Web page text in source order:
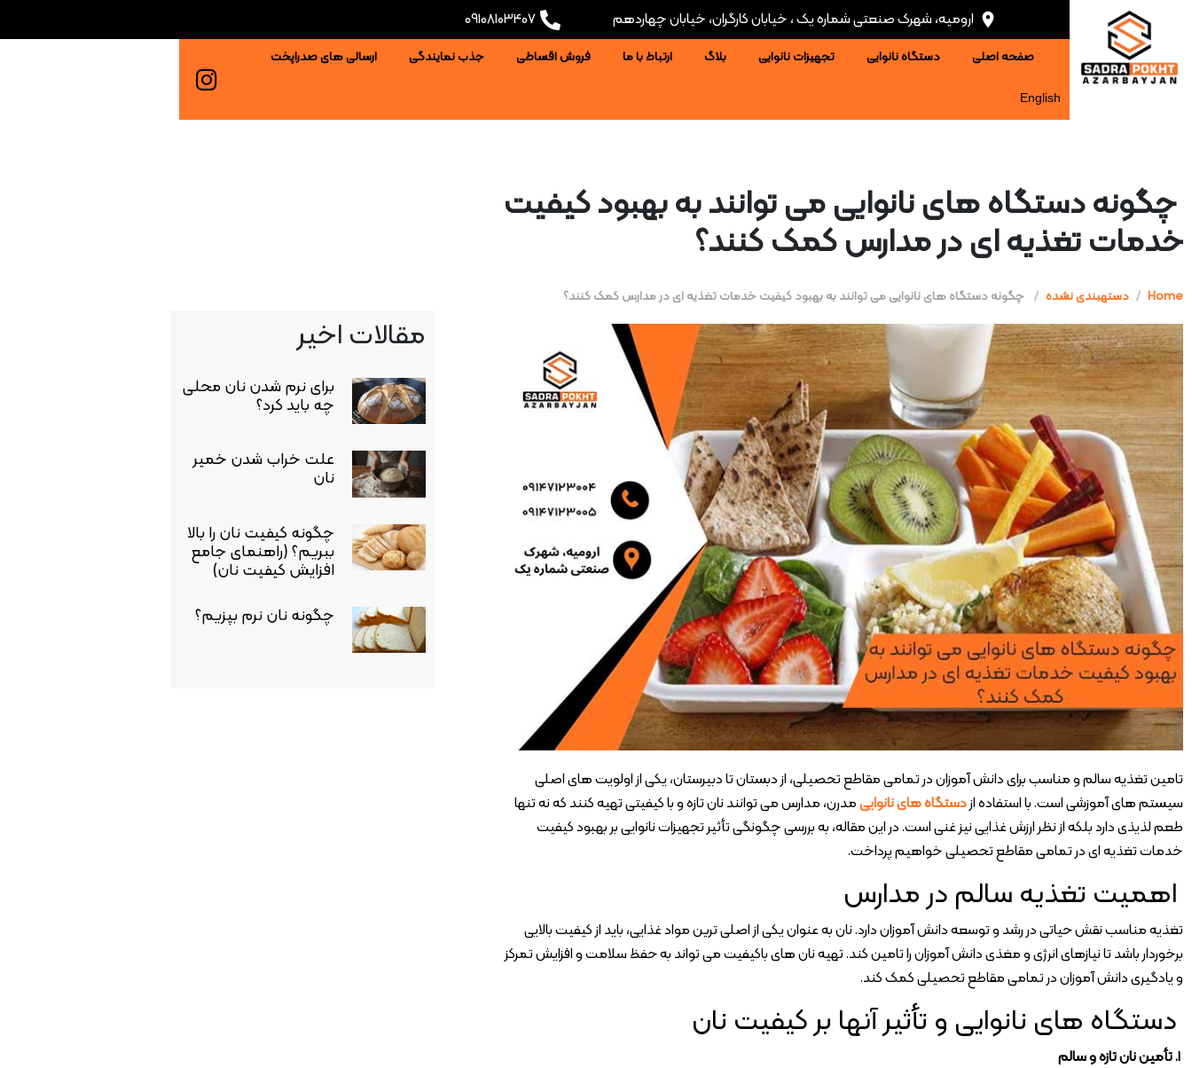
ارومیه، شهرک صنعتی شماره یک ، خیابان کارگران، خیابان چهاردهم 09108103407
صفحه اصلی دستگاه نانوایی تجهیزات نانوایی بلاگ ارتباط با ما فروش اقساطی جذب نمایندگی ارسالی های صدراپخت
English
چگونه دستگاه های نانوایی می توانند به بهبود کیفیت
خدمات تغذیه ای در مدارس کمک کنند؟
Home دستهبندی نشده چگونه دستگاه های نانوایی می توانند به بهبود کیفیت خدمات تغذیه ای در مدارس کمک کنند؟
تامین تغذیه سالم و مناسب برای دانش آموزان در تمامی مقاطع تحصیلی، از دبستان تا دبیرستان، یکی از اولویت های اصلی
سیستم های آموزشی است. با استفاده ازدستگاه های نانواییمدرن، مدارس می توانند نان تازه و با کیفیتی تهیه کنند که نه تنها
طعم لذیذی دارد بلکه از نظر ارزش غذایی نیز غنی است. در این مقاله، به بررسی چگونگی تأثیر تجهیزات نانوایی بر بهبود کیفیت
خدمات تغذیه ای در تمامی مقاطع تحصیلی خواهیم پرداخت.
اهمیت تغذیه سالم در مدارس
تغذیه مناسب نقش حیاتی در رشد و توسعه دانش آموزان دارد. نان به عنوان یکی از اصلی ترین مواد غذایی، باید از کیفیت بالایی
برخوردار باشد تا نیازهای انرژی و مغذی دانش آموزان را تامین کند. تهیه نان های باکیفیت می تواند به حفظ سلامت و افزایش تمرکز
و یادگیری دانش آموزان در تمامی مقاطع تحصیلی کمک کند.
دستگاه های نانوایی و تأثیر آنها بر کیفیت نان
مقالات اخیر
برای نرم شدن نان محلی
چه باید کرد؟
علت خراب شدن خمیر
نان
چگونه کیفیت نان را بالا
ببریم؟ (راهنمای جامع
افزایش کیفیت نان)
چگونه نان نرم بپزیم؟